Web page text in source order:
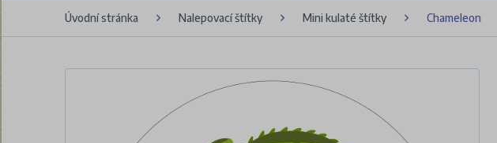
Úvodní stránka Nalepovací štítky Mini kulaté štítky Chameleon